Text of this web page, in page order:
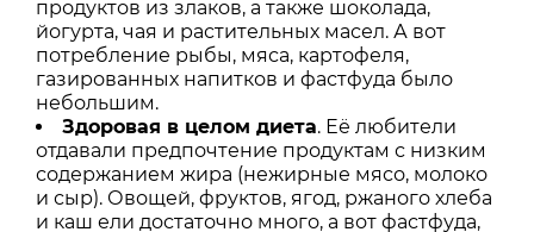
продуктов из злаков, а также шоколада,
йогурта, чая и растительных масел. А вот
потребление рыбы, мяса, картофеля,
газированных напитков и фастфуда было
небольшим.
Здоровая в целом диета. Её любители
отдавали предпочтение продуктам с низким
содержанием жира (нежирные мясо, молоко
и сыр). Овощей, фруктов, ягод, ржаного хлеба
и каш ели достаточно много, а вот фастфуда,